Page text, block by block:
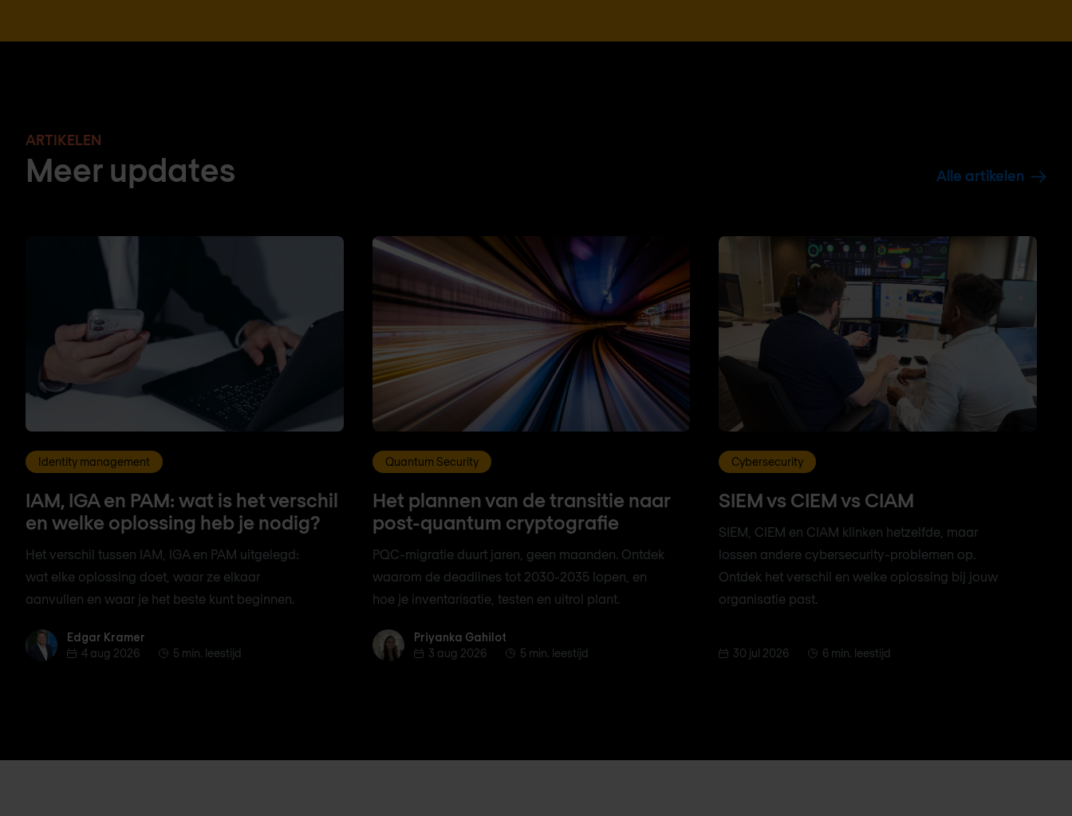
ARTIKELEN
Meer updates Alle artikelen
Identity management
IAM, IGA en PAM: wat is het verschil
en welke oplossing heb je nodig?
Het verschil tussen IAM, IGA en PAM uitgelegd:
wat elke oplossing doet, waar ze elkaar
aanvullen en waar je het beste kunt beginnen.
Edgar KramerEdgar Kramer
4 aug 2026
5 min. leestijd
Quantum Security
Het plannen van de transitie naar
post-quantum cryptografie
PQC-migratie duurt jaren, geen maanden. Ontdek
waarom de deadlines tot 2030-2035 lopen, en
hoe je inventarisatie, testen en uitrol plant.
Priyanka Gahilot
Priyanka Gahilot
3 aug 2026
5 min. leestijd
Cybersecurity
SIEM vs CIEM vs CIAM
SIEM, CIEM en CIAM klinken hetzelfde, maar
lossen andere cybersecurity-problemen op.
Ontdek het verschil en welke oplossing bij jouw
organisatie past.
30 jul 2026 6 min. leestijd